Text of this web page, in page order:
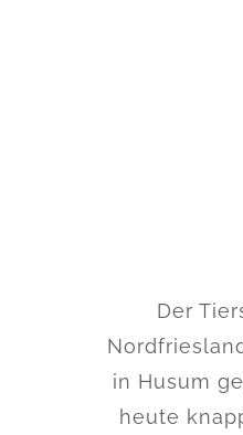
Der
in Husum
heute